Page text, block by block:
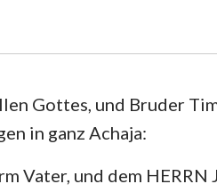
Johannes
2.
Gottes, und Bruder
in ganz Achaja:
Vater, und dem HERRN